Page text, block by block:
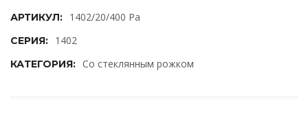
АРТИКУЛ: 1402/20/400 Pa
СЕРИЯ: 1402
КАТЕГОРИЯ: Со стеклянным рожком